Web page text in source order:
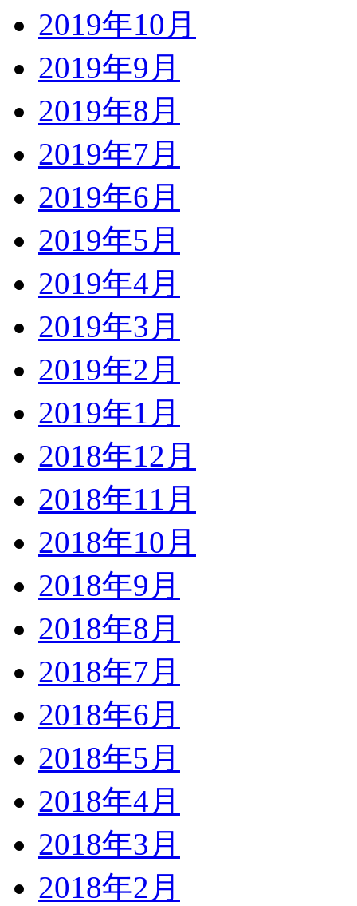
2019年10月
2019年9月
2019年8月
2019年7月
2019年6月
2019年5月
2019年4月
2019年3月
2019年2月
2019年1月
2018年12月
2018年11月
2018年10月
2018年9月
2018年8月
2018年7月
2018年6月
2018年5月
2018年4月
2018年3月
2018年2月